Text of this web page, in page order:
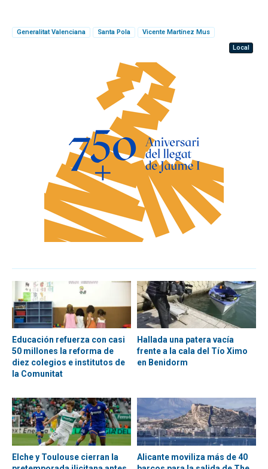
Generalitat Valenciana Santa Pola
Vicente Martínez Mus
Local
Educación refuerza con casi
50 millones la reforma de
diez colegios e institutos de
la Comunitat
Hallada una patera vacía
frente a la cala del Tío Ximo
en Benidorm
Elche y Toulouse cierran la
Alicante moviliza más de 40